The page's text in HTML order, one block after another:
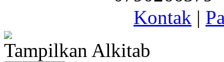
Kontak |
Tampilkan Alkitab